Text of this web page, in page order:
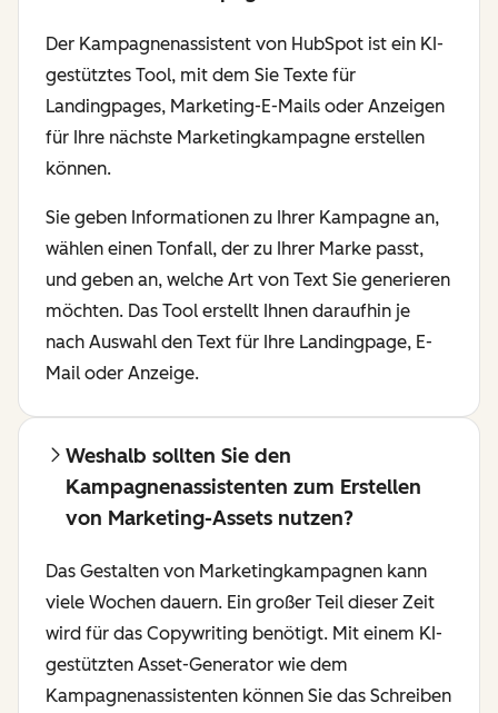
Der Kampagnenassistent von HubSpot ist ein KI-
gestütztes Tool, mit dem Sie Texte für
Landingpages, Marketing-E-Mails oder Anzeigen
für Ihre nächste Marketingkampagne erstellen
können.
Sie geben Informationen zu Ihrer Kampagne an,
wählen einen Tonfall, der zu Ihrer Marke passt,
und geben an, welche Art von Text Sie generieren
möchten. Das Tool erstellt Ihnen daraufhin je
nach Auswahl den Text für Ihre Landingpage, E-
Mail oder Anzeige.
Weshalb sollten Sie den
Kampagnenassistenten zum Erstellen
von Marketing-Assets nutzen?
Das Gestalten von Marketingkampagnen kann
viele Wochen dauern. Ein großer Teil dieser Zeit
wird für das Copywriting benötigt. Mit einem KI-
gestützten Asset-Generator wie dem
Kampagnenassistenten können Sie das Schreiben